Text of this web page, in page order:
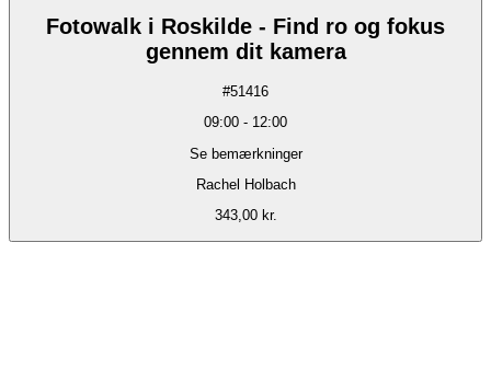
Fotowalk i Roskilde - Find ro og fokus
gennem dit kamera
#51416
09:00 - 12:00
Se bemærkninger
Rachel Holbach
343,00 kr.